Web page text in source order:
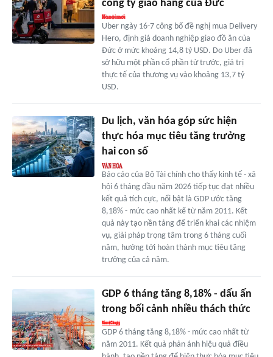
công ty giao hàng của Đức
Uber ngày 16-7 công bố đề nghị mua Delivery
Hero, định giá doanh nghiệp giao đồ ăn của
Đức ở mức khoảng 14,8 tỷ USD. Do Uber đã
sở hữu một phần cổ phần từ trước, giá trị
thực tế của thương vụ vào khoảng 13,7 tỷ
USD.
Du lịch, văn hóa góp sức hiện
thực hóa mục tiêu tăng trưởng
hai con số
Báo cáo của Bộ Tài chính cho thấy kinh tế - xã
hội 6 tháng đầu năm 2026 tiếp tục đạt nhiều
kết quả tích cực, nổi bật là GDP ước tăng
8,18% - mức cao nhất kể từ năm 2011. Kết
quả này tạo nền tảng để triển khai các nhiệm
vụ, giải pháp trọng tâm trong 6 tháng cuối
năm, hướng tới hoàn thành mục tiêu tăng
trưởng của cả năm.
GDP 6 tháng tăng 8,18% - dấu ấn
trong bối cảnh nhiều thách thức
GDP 6 tháng tăng 8,18% - mức cao nhất từ
năm 2011. Kết quả phản ánh hiệu quả điều